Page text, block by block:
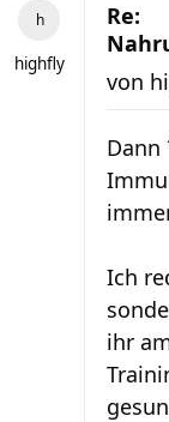
highfly
Re:
von
Dann
Ich
ihr